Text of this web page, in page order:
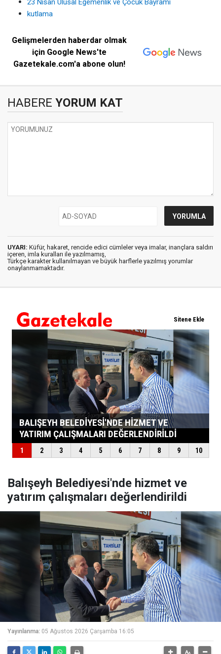
23 Nisan Ulusal Egemenlik ve Çocuk Bayramı
kutlama
Gelişmelerden haberdar olmak
için Google News'te
Gazetekale.com'a abone olun!
HABERE YORUM KAT
UYARI: Küfür, hakaret, rencide edici cümleler veya imalar, inançlara saldırı
içeren, imla kuralları ile yazılmamış,
Türkçe karakter kullanılmayan ve büyük harflerle yazılmış yorumlar
onaylanmamaktadır.
Balışeyh Belediyesi'nde hizmet ve
yatırım çalışmaları değerlendirildi
Yayınlanma: 05 Ağustos 2026 Çarşamba 16:05